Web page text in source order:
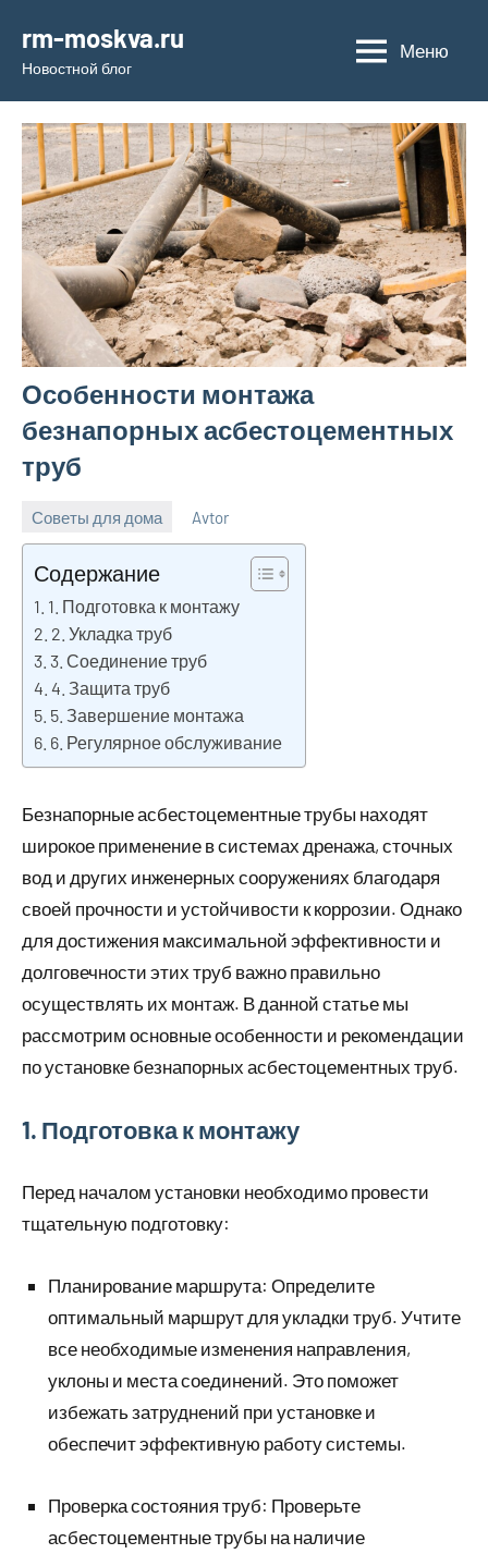
содержимому
rm-moskva.ru
Новостной блог
Меню
Особенности монтажа
безнапорных асбестоцементных
труб
Советы для дома
2022
Avtor
Содержание
1. Подготовка к монтажу
2. Укладка труб
3. Соединение труб
4. Защита труб
5. Завершение монтажа
6. Регулярное обслуживание
Безнапорные асбестоцементные трубы находят
широкое применение в системах дренажа, сточных
вод и других инженерных сооружениях благодаря
своей прочности и устойчивости к коррозии. Однако
для достижения максимальной эффективности и
долговечности этих труб важно правильно
осуществлять их монтаж. В данной статье мы
рассмотрим основные особенности и рекомендации
по установке безнапорных асбестоцементных труб.
1. Подготовка к монтажу
Перед началом установки необходимо провести
тщательную подготовку:
Планирование маршрута: Определите
оптимальный маршрут для укладки труб. Учтите
все необходимые изменения направления,
уклоны и места соединений. Это поможет
избежать затруднений при установке и
обеспечит эффективную работу системы.
Проверка состояния труб: Проверьте
асбестоцементные трубы на наличие